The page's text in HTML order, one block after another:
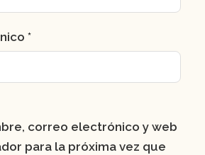
*
correo electrónico y web
para la próxima vez que